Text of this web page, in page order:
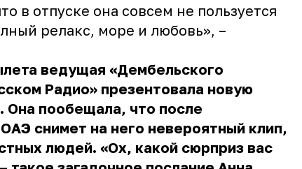
в отпуске она совсем не пользуется
релакс, море и любовь», –
ведущая «Дембельского
Радио» презентовала новую
Она пообещала, что после
снимет на него невероятный клип,
людей. «Ох, какой сюрприз вас